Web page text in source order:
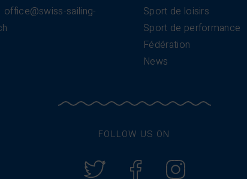
office@swiss-sailing-
Sport de loisirs
Sport de performance
Fédération
News
FOLLOW US ON
Twitter FacebookInstagram